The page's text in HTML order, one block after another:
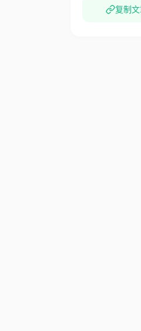
复制